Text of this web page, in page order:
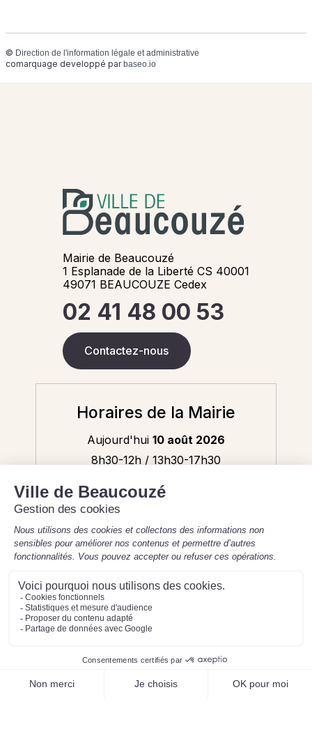
© Direction de l'information légale et administrative
comarquage developpé par baseo.io
Mairie de Beaucouzé
1 Esplanade de la Liberté CS 40001
49071 BEAUCOUZE Cedex
02 41 48 00 53
Contactez-nous
Horaires de la Mairie
Aujourd'hui 10 août 2026
8h30-12h / 13h30-17h30